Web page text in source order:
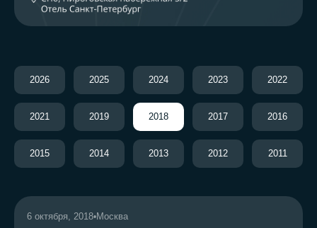
2026 2025 2024 2023 2022
2021 2019 2018 2017 2016
2015 2014 2013 2012 2011
6 октября, 2018•Москва